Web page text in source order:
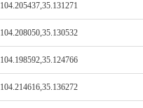
104.205437,35.131271
104.208050,35.130532
104.198592,35.124766
104.214616,35.136272